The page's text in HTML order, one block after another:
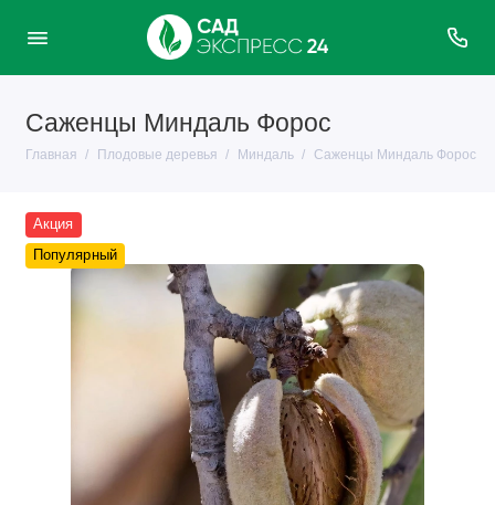
Саженцы Миндаль Форос
Главная Плодовые деревья Миндаль Саженцы Миндаль Форос
Акция
Популярный